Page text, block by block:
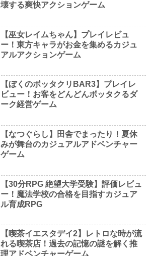
壊する爽快アクションゲーム
【巫女レイムちゃん】プレイレビュ
ー！東方キャラがお金を集めるカジュ
アルアクションゲーム
【ぼくのボッタクリBAR3】プレイレ
ビュー！お客をどんどんボッタクるダ
ーク経営ゲーム
【なつぐらし】田舎でまったり！夏休
みが舞台のカジュアルアドベンチャー
ゲーム
【30分RPG 絶望大学受験】評価レビュ
ー！魔法学校の合格を目指すカジュア
ル育成RPG
【喫茶イエスタデイ2】レトロな時が流
れる喫茶店！過去の記憶の謎を解く推
理アドベンチャーゲーム